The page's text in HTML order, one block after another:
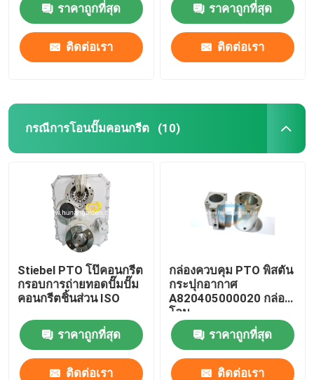
ราคาถูกที่สุด
ติดต่อเรา
ราคาถูกที่สุด
ติดต่อเรา
กรณีการโอนปั๊มคอนกรีต (10)
Stiebel PTO โป๊คอนกรีต
กรอบการถ่ายทอดปั๊มปั๊ม
คอนกรีตชิ้นส่วน ISO
ราคาถูกที่สุด
ติดต่อเรา
กล่องควบคุม PTO พิสตัน
กระปุกอากาศ
A820405000020 กล่อง
โอน
ราคาถูกที่สุด
ติดต่อเรา